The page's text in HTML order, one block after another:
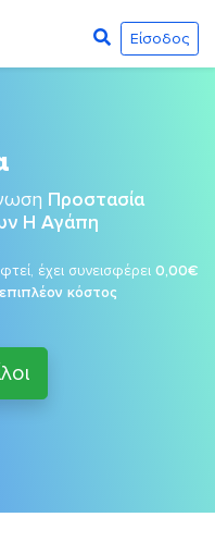
Είσοδος
Προστασία
Η Αγάπη
έχει συνεισφέρει 0,00€
κόστος